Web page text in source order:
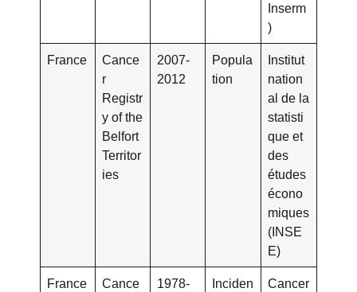
Inserm
)
France
Cance
r
Registr
y of the
Belfort
Territor
ies
2007-
2012
Popula
tion
Institut
nation
al de la
statisti
que et
des
études
écono
miques
(INSE
E)
France
Cance
1978-
Inciden
Cancer